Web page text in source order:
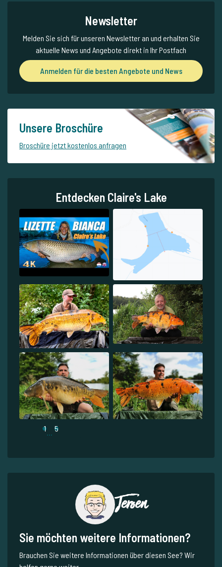
Newsletter
Melden Sie sich für unseren Newsletter an und erhalten Sie
aktuelle News und Angebote direkt in Ihr Postfach
Anmelden für die besten Angebote und News
Unsere Broschüre
Broschüre jetzt kostenlos anfragen
Entdecken Claire's Lake
1... 5
Jeroen
Sie möchten weitere Informationen?
Brauchen Sie weitere Informationen über diesen See? Wir